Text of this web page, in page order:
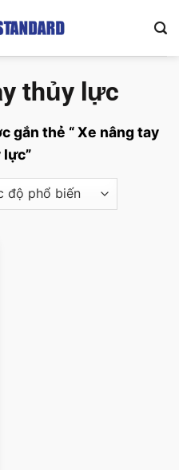
thủy lực
gắn thẻ “ Xe nâng tay